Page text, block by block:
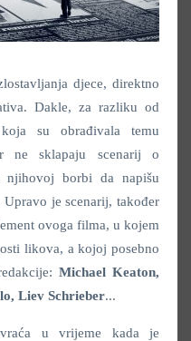
djece, direktno
Dakle, za razliku od
su obrađivala temu
ne sklapaju scenarij o
borbi da napišu
je scenarij, također
ovoga filma, u kojem
likova, a kojoj posebno
Michael Keaton,
Liev Schrieber...
u vrijeme kada je